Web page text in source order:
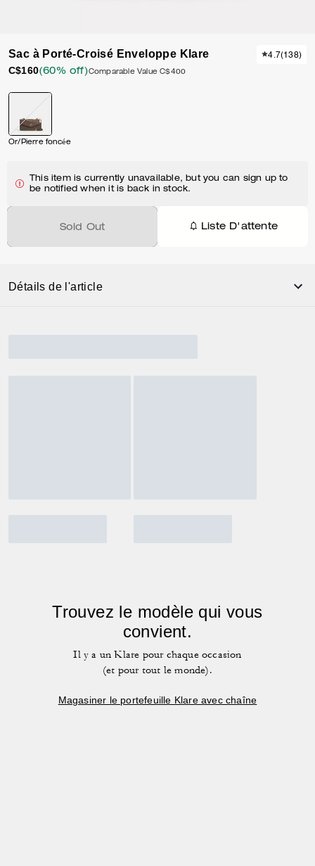
Sac à Porté-Croisé Enveloppe Klare
C$160(60% off)Comparable Value C$400
4.7(138)
Or/Pierre foncée
This item is currently unavailable, but you can sign up to
be notified when it is back in stock.
Sold Out Liste D'attente
Détails de l'article
Trouvez le modèle qui vous
convient.
Il y a un Klare pour chaque occasion
(et pour tout le monde).
Magasiner le portefeuille Klare avec chaîne